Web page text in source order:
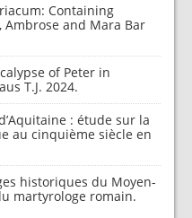
Containing
and Mara Bar
of Peter in
T.J. 2024.
: étude sur la
au cinquième siècle en
historiques du Moyen-
martyrologe romain.